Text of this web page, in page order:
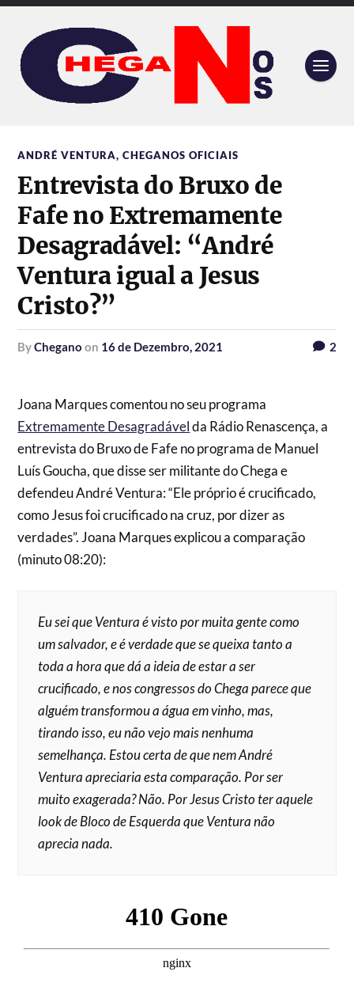
ANDRÉ VENTURA,CHEGANOS OFICIAIS
Entrevista do Bruxo de
Fafe no Extremamente
Desagradável: “André
Ventura igual a Jesus
Cristo?”
byChegano on 16 de Dezembro, 2021 2
Joana Marques comentou no seu programa
Extremamente Desagradávelda Rádio Renascença, a
entrevista do Bruxo de Fafe no programa de Manuel
Luís Goucha, que disse ser militante do Chega e
defendeu André Ventura: “Ele próprio é crucificado,
como Jesus foi crucificado na cruz, por dizer as
verdades”. Joana Marques explicou a comparação
(minuto 08:20):
Eu sei que Ventura é visto por muita gente como
um salvador, e é verdade que se queixa tanto a
toda a hora que dá a ideia de estar a ser
crucificado, e nos congressos do Chega parece que
alguém transformou a água em vinho, mas,
tirando isso, eu não vejo mais nenhuma
semelhança. Estou certa de que nem André
Ventura apreciaria esta comparação. Por ser
muito exagerada? Não. Por Jesus Cristo ter aquele
look de Bloco de Esquerda que Ventura não
aprecia nada.